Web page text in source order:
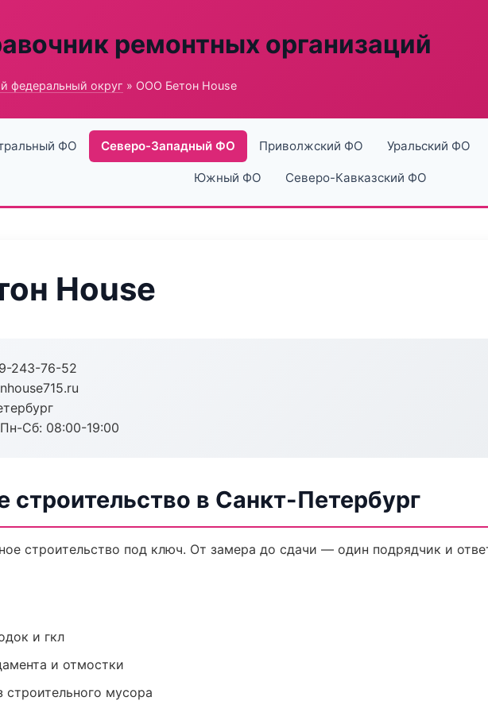
ремонтных организаций
федеральный округ » ООО Бетон House
ФО Северо-Западный ФО Приволжский ФО Уральский ФО
Южный ФО Северо-Кавказский ФО
House
243-76-52
Пн-Сб: 08:00-19:00
строительство в Санкт-Петербург
строительство под ключ. От замера до сдачи — один подрядчик и
и гкл
и отмостки
мусора